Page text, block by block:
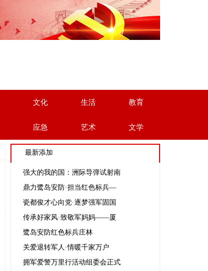
文化 生活 教育
应急 艺术 文学
最新添加
强大的我的国：洲际导弹试射南
鼎力鹭岛安防·担当红色标兵—
瓷都俊才心向党·逐梦强军固国
传承好家风·致敬军妈妈——厦
鹭岛安防红色标兵庄林
关爱退转军人·情暖千家万户
拥军爱警万里行活动组委会正式